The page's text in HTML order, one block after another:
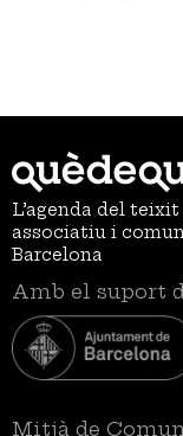
L’agenda del teixit
associatiu i
Barcelona
Amb el suport
Mitjà de